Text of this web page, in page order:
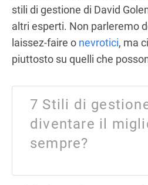
stili di gestione di David
altri esperti. Non parleremo
laissez-faire o nevrotici, ma
piuttosto su quelli che
7 Stili di
diventare il
sempre?